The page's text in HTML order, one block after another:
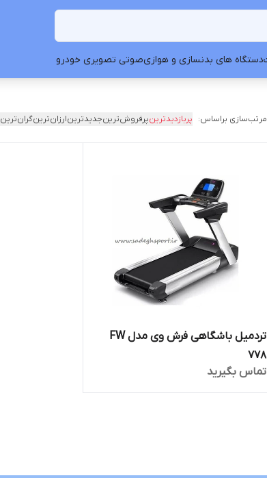
دستگاه های بدنسازی و هوازیصوتی تصویری خودرو
مرتب‌سازی براساس: پربازدیدترینپرفروش‌ترینجدیدترینارزان‌ترینگران‌ترین
تردمیل باشگاهی فرش وی مدل FW
778
تماس بگیرید